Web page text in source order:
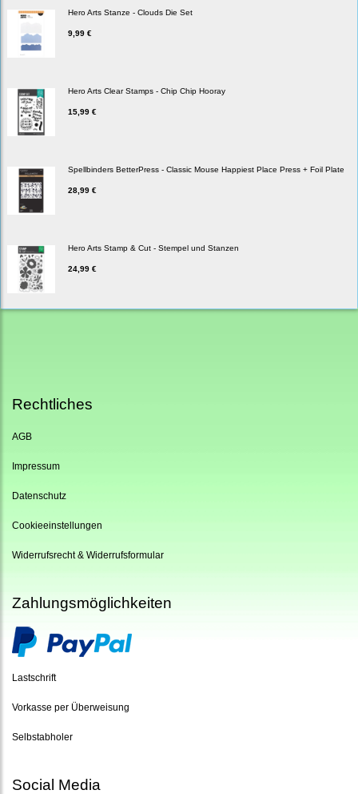
Hero Arts Stanze - Clouds Die Set
9,99 €
Hero Arts Clear Stamps - Chip Chip Hooray
15,99 €
Spellbinders BetterPress - Classic Mouse Happiest Place Press + Foil Plate
28,99 €
Hero Arts Stamp & Cut - Stempel und Stanzen
24,99 €
Rechtliches
AGB
Impressum
Datenschutz
Cookieeinstellungen
Widerrufsrecht & Widerrufsformular
Zahlungsmöglichkeiten
Lastschrift
Vorkasse per Überweisung
Selbstabholer
Social Media